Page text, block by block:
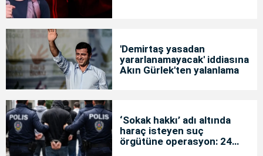
'Demirtaş yasadan
yararlanamayacak' iddiasına
Akın Gürlek'ten yalanlama
‘Sokak hakkı’ adı altında
haraç isteyen suç
örgütüne operasyon: 24